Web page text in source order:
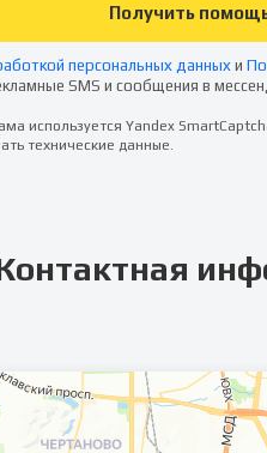
Получить
персональных данных и
SMS и сообщения в
используется Yandex
технические данные.